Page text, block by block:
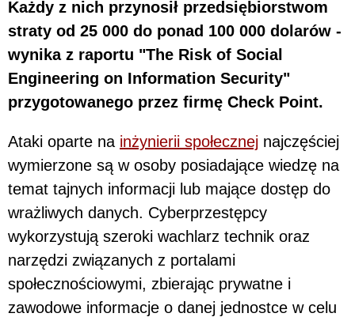
Każdy z nich przynosił przedsiębiorstwom
straty od 25 000 do ponad 100 000 dolarów -
wynika z raportu "The Risk of Social
Engineering on Information Security"
przygotowanego przez firmę Check Point.
Ataki oparte na inżynierii społecznej najczęściej
wymierzone są w osoby posiadające wiedzę na
temat tajnych informacji lub mające dostęp do
wrażliwych danych. Cyberprzestępcy
wykorzystują szeroki wachlarz technik oraz
narzędzi związanych z portalami
społecznościowymi, zbierając prywatne i
zawodowe informacje o danej jednostce w celu